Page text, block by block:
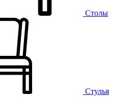
Столы
Стулья